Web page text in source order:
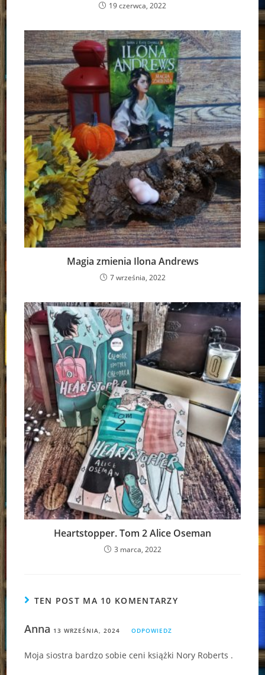
19 czerwca, 2022
Magia zmienia Ilona Andrews
7 września, 2022
Heartstopper. Tom 2 Alice Oseman
3 marca, 2022
TEN POST MA 10 KOMENTARZY
Anna 13 WRZEŚNIA, 2024 ODPOWIEDZ
Moja siostra bardzo sobie ceni książki Nory Roberts .